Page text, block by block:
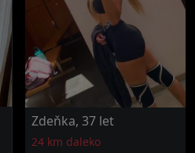
Zdeňka, 37 let
24 km daleko